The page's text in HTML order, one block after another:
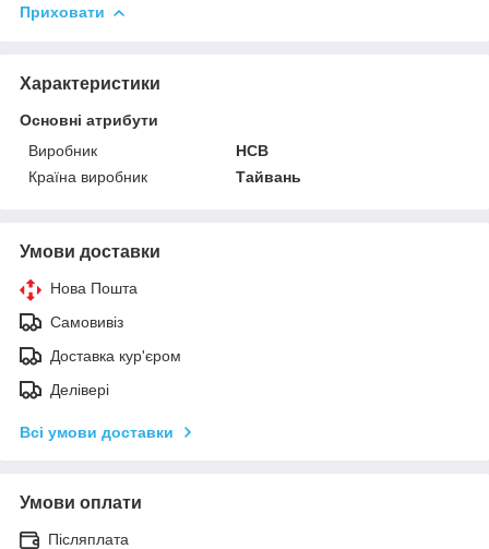
Приховати
Характеристики
Основні атрибути
Виробник
HCB
Країна виробник
Тайвань
Умови доставки
Нова Пошта
Самовивіз
Доставка кур'єром
Делівері
Всі умови доставки
Умови оплати
Післяплата